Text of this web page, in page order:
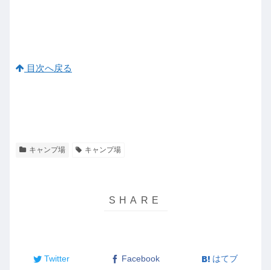
目次へ戻る
キャンプ場 キャンプ場
Twitter Facebook はてブ